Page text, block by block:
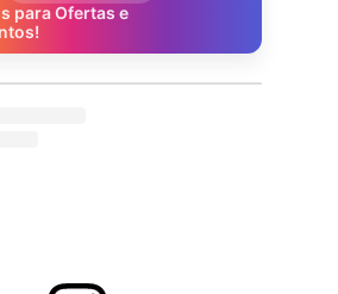
para Ofertas e